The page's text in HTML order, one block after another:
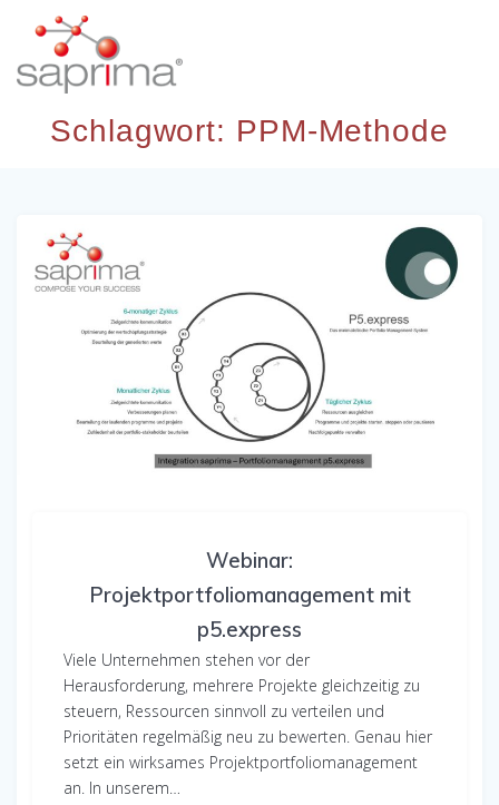
Schlagwort: PPM-Methode
Webinar:
Projektportfoliomanagement mit
p5.express
Viele Unternehmen stehen vor der
Herausforderung, mehrere Projekte gleichzeitig zu
steuern, Ressourcen sinnvoll zu verteilen und
Prioritäten regelmäßig neu zu bewerten. Genau hier
setzt ein wirksames Projektportfoliomanagement
an. In unserem…